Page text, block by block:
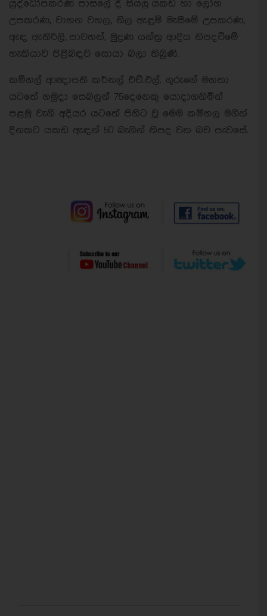
යුද්ධෝපකරණ පාසලේ දී සියලු යකඩ හා ලෝහ
උපකරණ, වාහන වහල, නිල ඇඳුම් මැසීමේ උපකරණ,
ඇඳ ඇතිරිලි, පාවහන්, මුද්‍රණ යන්ත්‍ර ආදිය නිපදවීමේ
හැකියාව පිළිබඳව සොයා බලා තිබුණි.
කම්හල් ආඥාපති කර්නල් එච්.එල්. ගුරුගේ මහතා
යටතේ හමුදා සෙබලුන් 75දෙනෙකු යොදාගනිමින්
පළමු වැනි අදියර යටතේ පිහිට වූ මෙම කම්හල මගින්
දිනකට යකඩ ඇඳන් 50 බැගින් නිපද වන බව පැවසේ.